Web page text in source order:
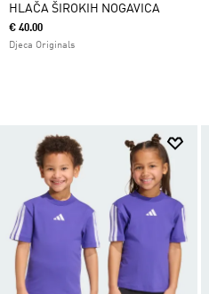
HLAČA ŠIROKIH NOGAVICA
€ 40.00
Djeca Originals